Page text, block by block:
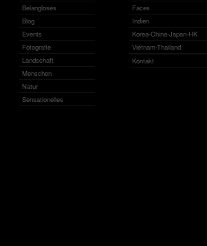
Belangloses
Blog
Events
Fotografie
Landschaft
Menschen
Natur
Sensationelles
Faces
Indien
Korea-China-Japan-HK
Vietnam-Thailand
Kontakt